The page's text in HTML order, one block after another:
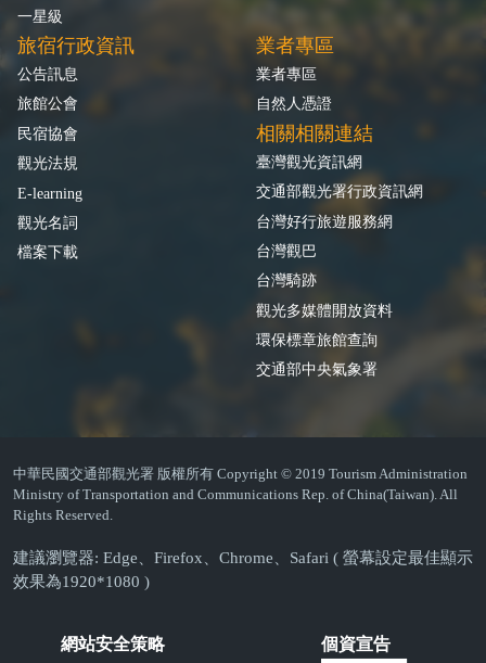
一星級
旅宿行政資訊
公告訊息
旅館公會
民宿協會
觀光法規
E-learning
觀光名詞
檔案下載
業者專區
業者專區
自然人憑證
相關相關連結
臺灣觀光資訊網
交通部觀光署行政資訊網
台灣好行旅遊服務網
台灣觀巴
台灣騎跡
觀光多媒體開放資料
環保標章旅館查詢
交通部中央氣象署
中華民國交通部觀光署 版權所有 Copyright © 2019 Tourism Administration
Ministry of Transportation and Communications Rep. of China(Taiwan). All
Rights Reserved.
建議瀏覽器: Edge、Firefox、Chrome、Safari ( 螢幕設定最佳顯示
效果為1920*1080 )
網站安全策略 個資宣告